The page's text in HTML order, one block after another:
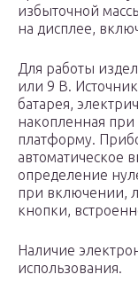
избыточной
на дисплее,
Для работы
или 9 В.
батарея,
накопленная
платформу.
автоматическое
определение
при включении,
кнопки,
Наличие
использования.